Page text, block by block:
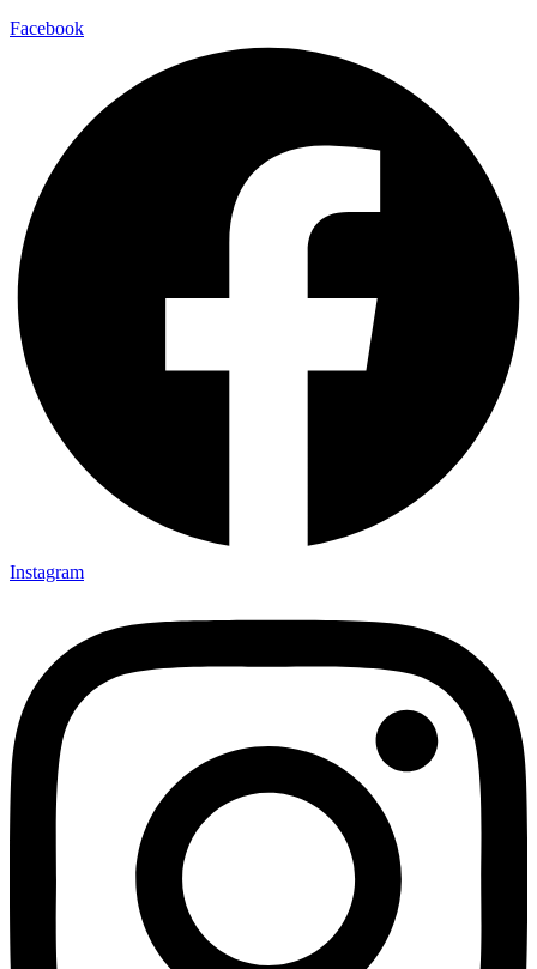
Facebook
Instagram